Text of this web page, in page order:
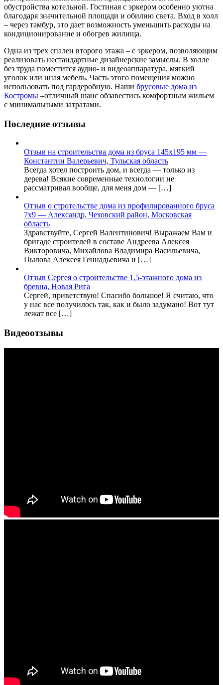
обустройства котельной. Гостиная с эркером особенно уютна
благодаря значительной площади и обилию света. Вход в холл
– через тамбур, это дает возможность уменьшить расходы на
кондиционирование и обогрев жилища.
Одна из трех спален второго этажа – с эркером, позволяющим
реализовать нестандартные дизайнерские замыслы. В холле
без труда поместится аудио- и видеоаппаратура, мягкий
уголок или иная мебель. Часть этого помещения можно
использовать под гардеробную. Наши брусовые дома из
Костромы –отличный шанс обзавестись комфортным жильем
с минимальными затратами.
Последние отзывы
Отзыв на строительства дома из бруса 145х195 мм —
Константин Валерьевич, Тульская область
Всегда хотел построить дом, и всегда — только из
дерева! Всякие современные технологии не
рассматривал вообще, для меня дом — […]
Отзыв о стротельстве дома из профилированного бруса
7х9 — Александр, Чеховский район, Московская
область
Здравствуйте, Сергей Валентинович! Выражаем Вам и
бригаде строителей в составе Андреева Алексея
Викторовича, Михайлова Владимира Васильевича,
Пылова Алексея Геннадьевича и […]
Отзыв Сергея о строительстве 1,5-этажного дома из
бревна, Новая Рига
Сергей, приветствую! Спасибо большое! Я считаю, что
у нас все получилось так, как и было задумано! Вот тут
лежат все […]
Видеоотзывы